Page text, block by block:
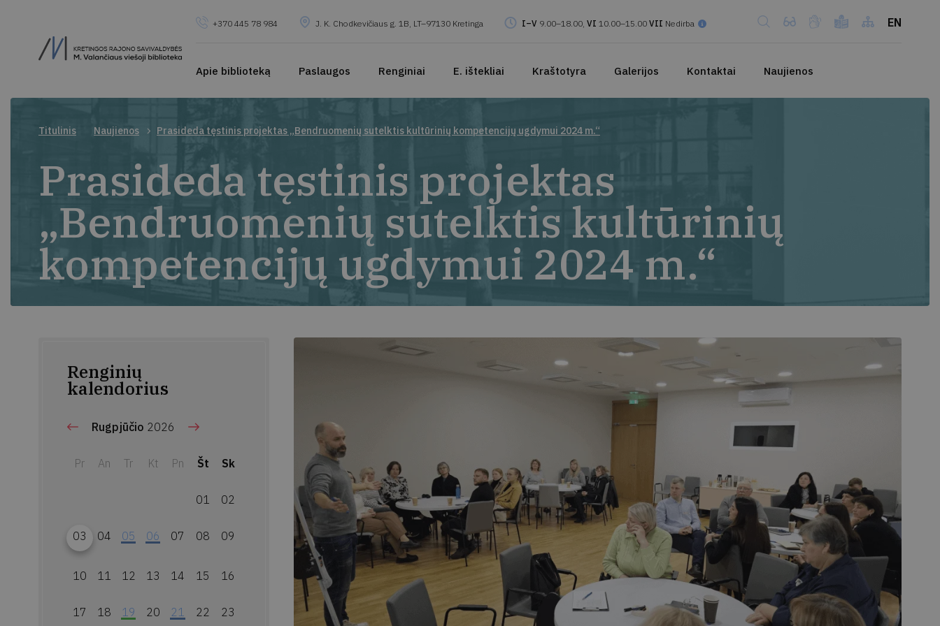
+370 445 78 984 J. K. Chodkevičiaus g. 1B, LT–97130 Kretinga I–V 9.00–18.00, VI 10.00–15.00 VII Nedirba EN
Apie biblioteką Paslaugos Renginiai E. ištekliai Kraštotyra Galerijos Kontaktai Naujienos
Titulinis Naujienos Prasideda tęstinis projektas „Bendruomenių sutelktis kultūrinių kompetencijų ugdymui 2024 m.“
Prasideda tęstinis projektas
„Bendruomenių sutelktis kultūrinių
kompetencijų ugdymui 2024 m.“
Renginių
kalendorius
Rugpjūčio 2026
Pr An Tr Kt Pn Št Sk
01 02
03 04 05 06 07 08 09
10 11 12 13 14 15 16
17 18 19 20 21 22 23